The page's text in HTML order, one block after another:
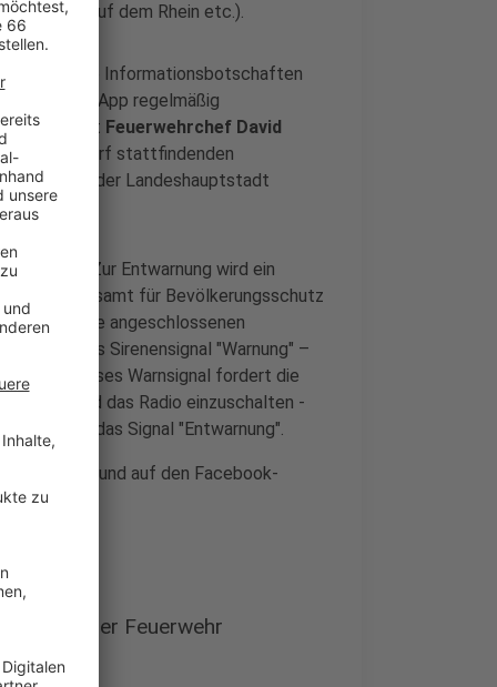
auf dem Rhein etc.).
die Informationsbotschaften
die Warn-App regelmäßig
sensibilisiert Feuerwehrchef David
in Düsseldorf stattfindenden
sich in der Landeshauptstadt
Zur Entwarnung wird ein
das Bundesamt für Bevölkerungsschutz
der an die angeschlossenen
erfolgt das Sirenensignal "Warnung" –
Dieses Warnsignal fordert die
und das Radio einzuschalten -
erneut das Signal "Entwarnung".
3889889
und auf den Facebook-
Feuerwehr